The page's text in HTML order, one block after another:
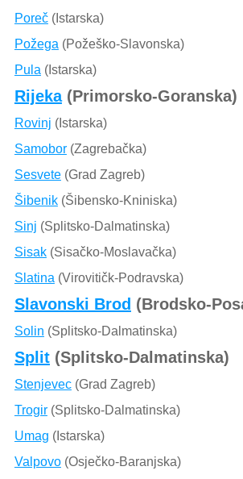
Poreč(Istarska)
Požega (Požeško-Slavonska)
Pula (Istarska)
Rijeka(Primorsko-Goranska)
Rovinj (Istarska)
Samobor(Zagrebačka)
Sesvete(Grad Zagreb)
Šibenik(Šibensko-Kniniska)
Sinj (Splitsko-Dalmatinska)
Sisak(Sisačko-Moslavačka)
Slatina (Virovitičk-Podravska)
Slavonski Brod (Brodsko-
Solin (Splitsko-Dalmatinska)
Split(Splitsko-Dalmatinska)
Stenjevec(Grad Zagreb)
Trogir(Splitsko-Dalmatinska)
Umag (Istarska)
Valpovo(Osječko-Baranjska)